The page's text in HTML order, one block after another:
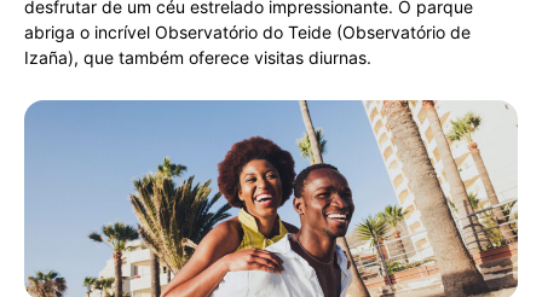
desfrutar de um céu estrelado impressionante. O parque
abriga o incrível Observatório do Teide (Observatório de
Izaña), que também oferece visitas diurnas.